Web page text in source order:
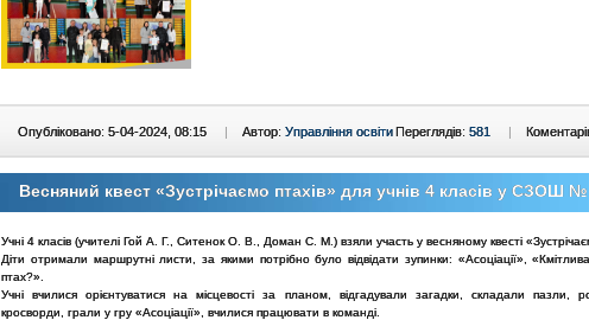
Опубліковано: 5-04-2024, 08:15 | Автор: Управління освітиПереглядів: 581 |
Весняний квест «Зустрічаємо птахів» для учнів 4 класів у СЗОШ
Учні 4 класів (учителі Гой А. Г., Ситенок О. В., Доман С. М.) взяли участь у весняному квесті
Діти отримали маршрутні листи, за якими потрібно було відвідати зупинки: «Асоціації»,
птах?».
Учні вчилися орієнтуватися на місцевості за планом, відгадували загадки, складали пазли,
кросворди, грали у гру «Асоціації», вчилися працювати в команді.